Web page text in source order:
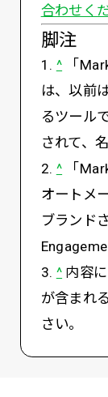
合わせく
脚注
1. ^ 「
は、以前
るツール
されて、
2. ^ 「
オートメ
ブランド
3. ^ 内容
が含まれ
さい。